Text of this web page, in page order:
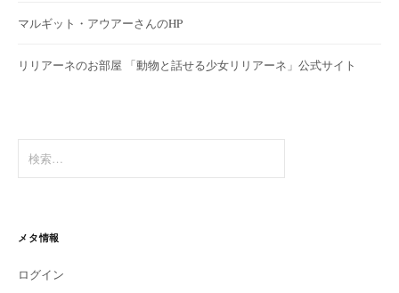
マルギット・アウアーさんのHP
リリアーネのお部屋 「動物と話せる少女リリアーネ」公式サイト
索:
メタ情報
ログイン